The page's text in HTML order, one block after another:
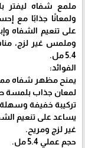
ملمع شفاه ليفتر
ولمعانًا جذابًا مع
على تنعيم الشفاه
وملمس غير لزج،
5.4 مل.
الفوائد:
يمنح مظهر شفاه
لمعان جذاب بلمسة
تركيبة خفيفة وسهلة
يساعد على تنعيم
غير لزج ومريح.
حجم عملي 5.4 مل.